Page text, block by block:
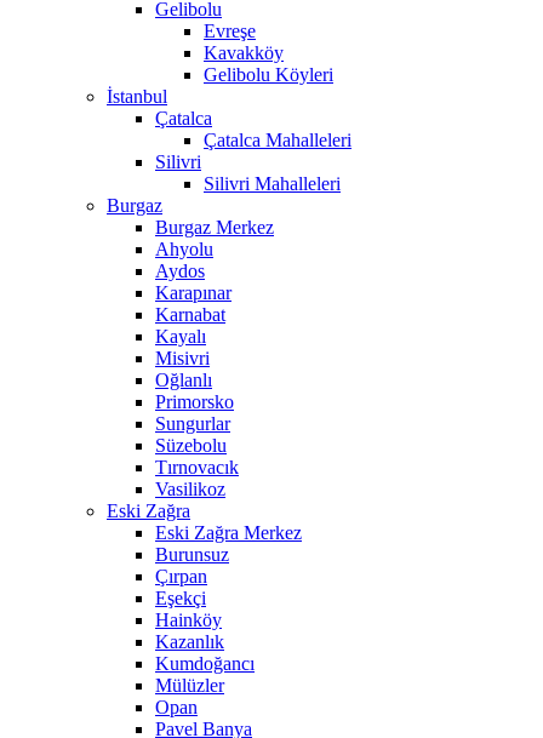
Gelibolu
Evreşe
Kavakköy
Gelibolu Köyleri
İstanbul
Çatalca
Çatalca Mahalleleri
Silivri
Silivri Mahalleleri
Burgaz
Burgaz Merkez
Ahyolu
Aydos
Karapınar
Karnabat
Kayalı
Misivri
Oğlanlı
Primorsko
Sungurlar
Süzebolu
Tırnovacık
Vasilikoz
Eski Zağra
Eski Zağra Merkez
Burunsuz
Çırpan
Eşekçi
Hainköy
Kazanlık
Kumdoğancı
Mülüzler
Opan
Pavel Banya